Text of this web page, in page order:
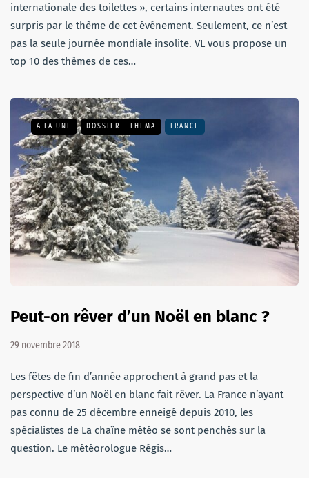
internationale des toilettes », certains internautes ont été
surpris par le thème de cet événement. Seulement, ce n’est
pas la seule journée mondiale insolite. VL vous propose un
top 10 des thèmes de ces…
A LA UNE DOSSIER - THEMA FRANCE
Peut-on rêver d’un Noël en blanc ?
29 novembre 2018
Les fêtes de fin d’année approchent à grand pas et la
perspective d’un Noël en blanc fait rêver. La France n’ayant
pas connu de 25 décembre enneigé depuis 2010, les
spécialistes de La chaîne météo se sont penchés sur la
question. Le météorologue Régis…